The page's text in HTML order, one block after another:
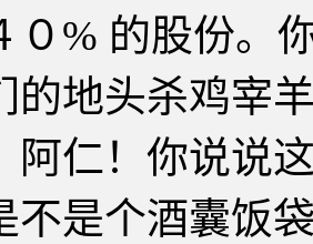
０% 的股份。
的地头杀鸡宰
阿仁！你说说
不是个酒囊饭